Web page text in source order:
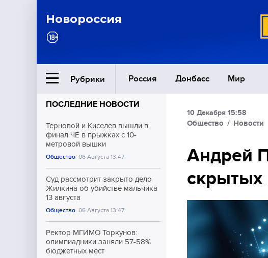
Новороссия
Рубрики Россия Донбасс Мир
Ближний Восток
Общество
Культура
ПОСЛЕДНИЕ НОВОСТИ
Терновой и Киселёв вышли в
финал ЧЕ в прыжках с 10-
метровой вышки
Общество 06 Августа 13:47
Суд рассмотрит закрыто дело
Жилкина об убийстве мальчика
13 августа
Общество 06 Августа 13:47
Ректор МГИМО Торкунов:
олимпиадники заняли 57-58%
бюджетных мест
10 Декабря 15:58
Общество / Новости
Андрей